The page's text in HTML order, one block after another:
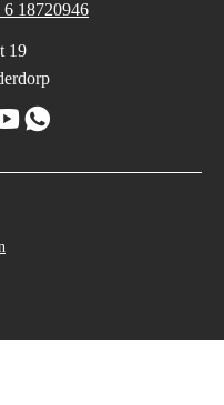
6 18720946
19